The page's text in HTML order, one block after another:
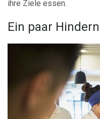
ihre Ziele essen.
Ein paar